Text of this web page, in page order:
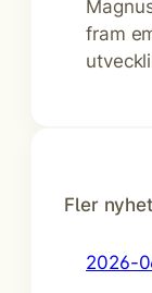
fram
Fler
2026-